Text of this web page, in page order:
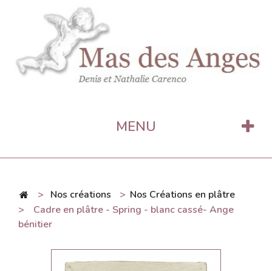
MENU
> Nos créations > Nos Créations en plâtre
>
Cadre en plâtre - Spring - blanc cassé- Ange
bénitier